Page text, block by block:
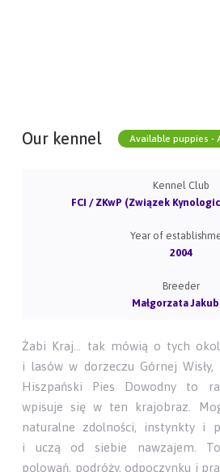
Our kennel Available puppies -
Kennel Club
FCI / ZKwP (Związek
Year of
2004
Breeder
Małgorzata
Żabi Kraj... tak mówią o tych
i lasów w dorzeczu Górnej Wisły,
Hiszpański Pies Dowodny to
wpisuje się w ten krajobraz.
naturalne zdolności, instynkty i
i uczą od siebie nawzajem.
polowań, podróży, odpoczynku i